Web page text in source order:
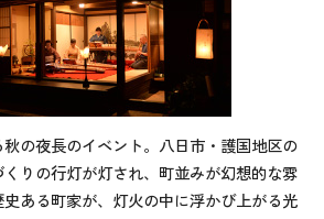
の夜長のイベント。八日市・護国地区の
りの行灯が灯され、町並みが幻想的な雰
ある町家が、灯火の中に浮かび上がる光